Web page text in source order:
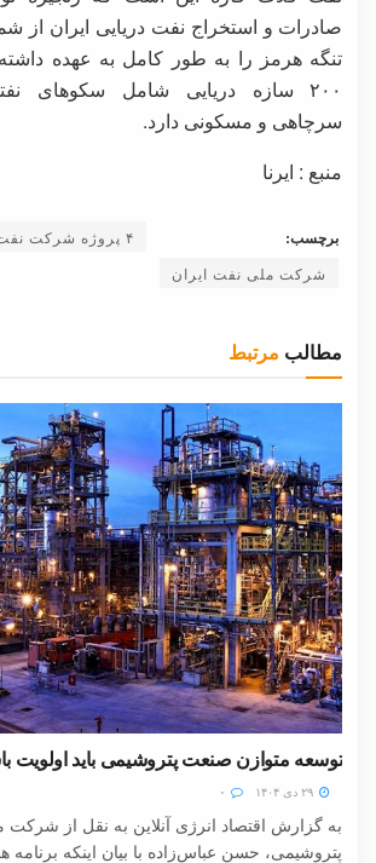
صادرات و استخراج نفت دریایی ایران از
تنگه هرمز را به طور کامل به عهده
۲۰۰ سازه دریایی شامل سکوهای
سرچاهی و مسکونی دارد.
منبع : ایرنا
برچسب:
۴ پروژه شرکت نفت فلات قاره ایران
شرکت ملی نفت ایران
مطالب مرتبط
توسعه متوازن صنعت پتروشیمی باید اولویت
به گزارش اقتصاد انرژی آنلاین به نقل از شرکت
پتروشیمی، حسن عباس‌زاده با بیان اینکه برنامه